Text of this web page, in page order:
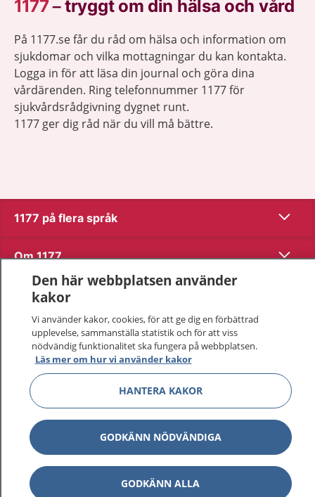
1177–tryggt om din hälsa och vård
På 1177.se får du råd om hälsa och information om
sjukdomar och vilka mottagningar du kan kontakta.
Logga in för att läsa din journal och göra dina
vårdärenden. Ring telefonnummer 1177 för
sjukvårdsrådgivning dygnet runt.
1177 ger dig råd när du vill må bättre.
1177 på flera språk Visa
Om 1177 Visa
Kontakt
Behandling av personuppgifter
Hantering av kakor
Inställningar för kakor
1177 – en tjänst frånInera.
Den här webbplatsen använder
kakor
Vi använder kakor, cookies, för att ge dig en förbättrad
upplevelse, sammanställa statistik och för att viss
nödvändig funktionalitet ska fungera på webbplatsen.
Läs mer om hur vi använder kakor
HANTERA KAKOR
GODKÄNN NÖDVÄNDIGA
GODKÄNN ALLA